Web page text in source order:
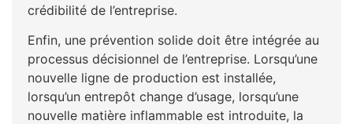
crédibilité de l’entreprise.
Enfin, une prévention solide doit être intégrée au
processus décisionnel de l’entreprise. Lorsqu’une
nouvelle ligne de production est installée,
lorsqu’un entrepôt change d’usage, lorsqu’une
nouvelle matière inflammable est introduite, la